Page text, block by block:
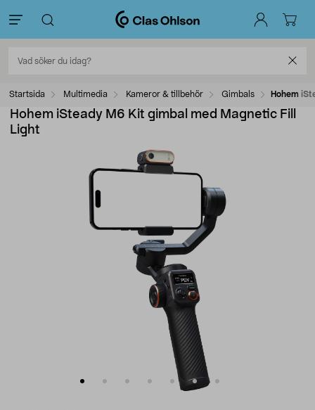
Startsida Multimedia Kameror & tillbehör Gimbals Hohem
Hohem iSteady M6 Kit gimbal med Magnetic Fill
Light